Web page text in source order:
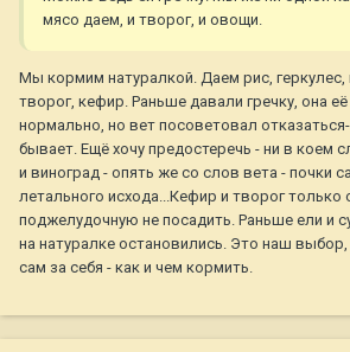
мясо даем, и творог, и овощи.
Мы кормим натуралкой. Даем рис, геркулес,
творог, кефир. Раньше давали гречку, она
нормально, но вет посоветовал
бывает. Ещё хочу предостеречь - ни в коем
и виноград - опять же со слов вета - почки
летального исхода...Кефир и творог
поджелудочную не посадить. Раньше ели и
на натуралке остановились. Это наш
сам за себя - как и чем кормить.